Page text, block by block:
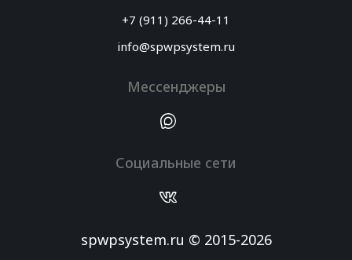
spwpsystem.ru © 2015-2026
+7 (911) 266-44-11
info@spwpsystem.ru
Мессенджеры
Социальные сети